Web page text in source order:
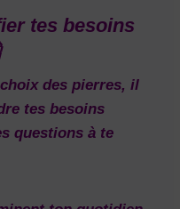
tes besoins
des pierres, il
tes besoins
questions à te